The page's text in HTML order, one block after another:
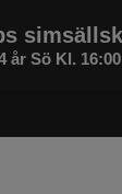
år Sö Kl. 16:00